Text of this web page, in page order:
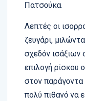
Πατσούκα.
Λεπτές οι
ζευγάρι,
σχεδόν ισάξιων
επιλογή ρίσκου
στον
πολύ πιθανό να